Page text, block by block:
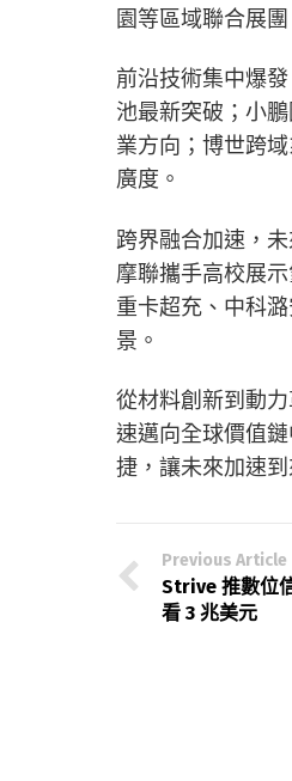
園等區域聯合展
前沿技術集中爆
池最新突破；小
業方向；博世跨
廣度。
跨界融合加速，
摩聯攜手高校展
重卡超充、中科
景。
從材料創新到動
速邁向全球價值
捷，讓未來加速到
Previous Article
Strive 推數位
看 3 兆美元